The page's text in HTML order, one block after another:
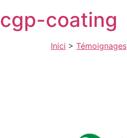
to
content
cgp-coating
Inici > Témoignages